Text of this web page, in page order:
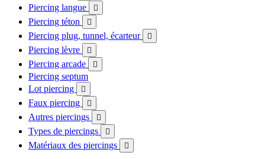
Piercing langue 
Piercing téton 
Piercing plug, tunnel, écarteur 
Piercing lèvre 
Piercing arcade 
Piercing septum
Lot piercing

Faux piercing 
Autres piercings 
Types de piercings 
Matériaux des piercings 